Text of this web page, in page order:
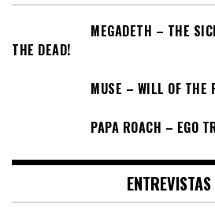
MEGADETH – THE
THE DEAD!
MUSE – WILL OF THE
PAPA ROACH – EGO
ENTREVISTAS